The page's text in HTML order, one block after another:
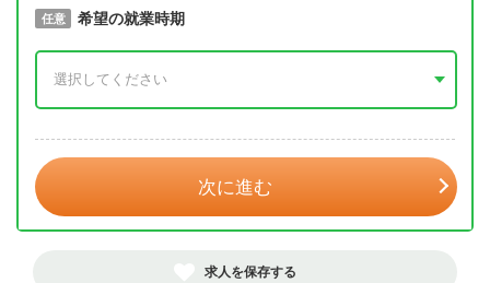
必須 取得予定年
任意 希望の就業時期
次に進む
求人を保存する